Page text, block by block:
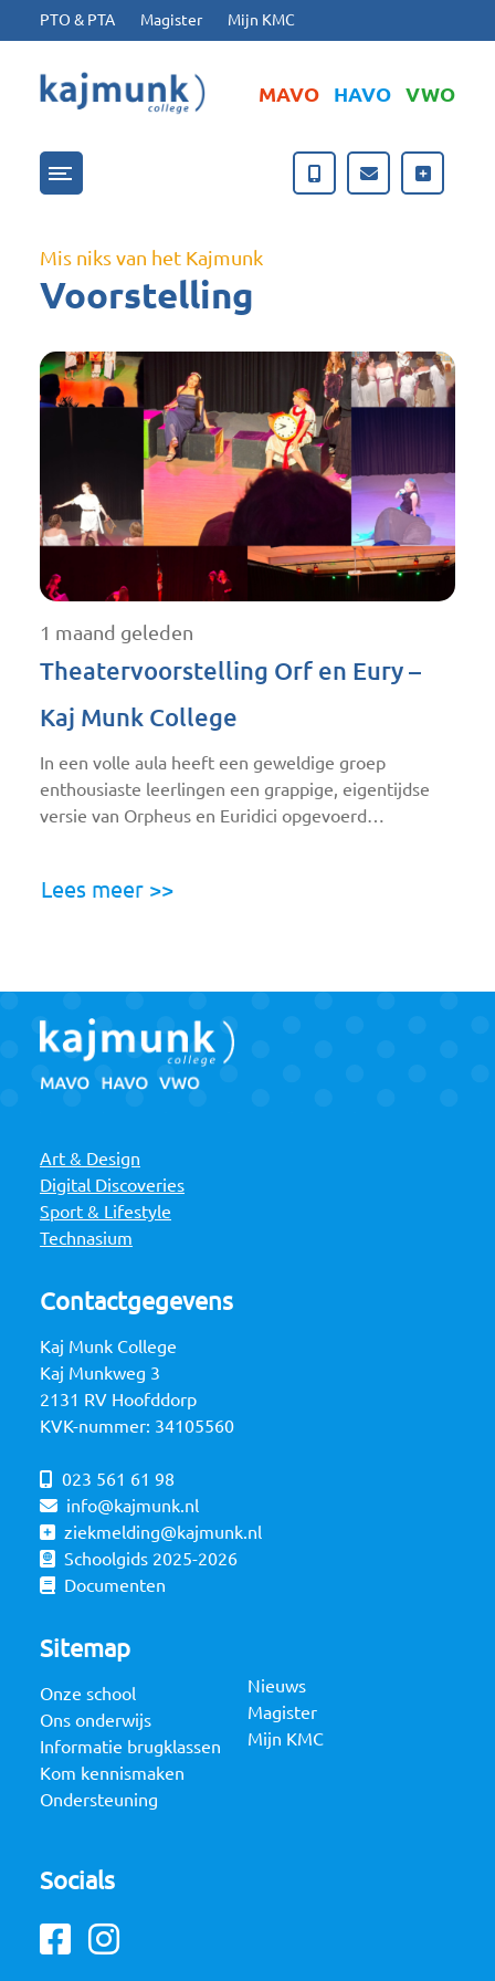
Ga naar hoofdinhoud
Ga naar footer
PTO & PTA Magister Mijn KMC
MAVO HAVO VWO
Menu openen/sluiten
Mis niks van het Kajmunk
Voorstelling
1 maand geleden
Theatervoorstelling Orf en Eury –
Kaj Munk College
In een volle aula heeft een geweldige groep
enthousiaste leerlingen een grappige, eigentijdse
versie van Orpheus en Euridici opgevoerd…
Lees meer >>
Art & Design
Digital Discoveries
Sport & Lifestyle
Technasium
Contactgegevens
Kaj Munk College
Kaj Munkweg 3
2131 RV Hoofddorp
KVK-nummer: 34105560
023 561 61 98
info@kajmunk.nl
ziekmelding@kajmunk.nl
Schoolgids 2025-2026
Documenten
Sitemap
Onze school
Ons onderwijs
Informatie brugklassen
Kom kennismaken
Ondersteuning
Nieuws
Magister
Mijn KMC
Socials
Facebook
Instagram